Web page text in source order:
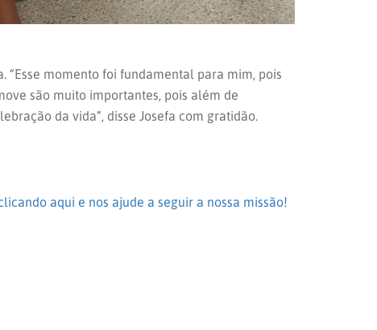
“Esse momento foi fundamental para mim, pois
são muito importantes, pois além de
da vida”, disse Josefa com gratidão.
aqui e nos ajude a seguir a nossa missão!